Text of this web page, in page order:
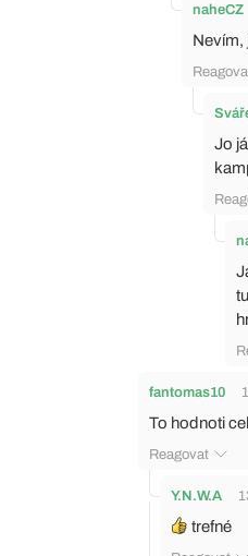
naheCZ
Nevím,
Jo
fantomas10
To hodnoti
Reagovat
Y.N.W.A
trefné